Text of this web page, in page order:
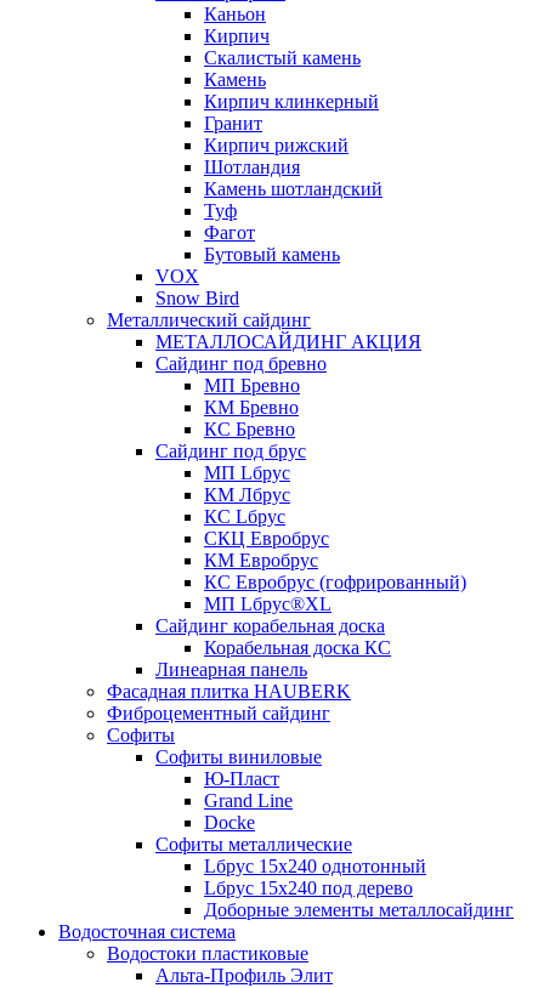
Каньон
Кирпич
Скалистый камень
Камень
Кирпич клинкерный
Гранит
Кирпич рижский
Шотландия
Камень шотландский
Туф
Фагот
Бутовый камень
VOX
Snow Bird
Металлический сайдинг
МЕТАЛЛОСАЙДИНГ АКЦИЯ
Сайдинг под бревно
МП Бревно
КМ Бревно
КС Бревно
Сайдинг под брус
МП Lбрус
КМ Лбрус
КС Lбрус
СКЦ Евробрус
КМ Евробрус
КС Евробрус (гофрированный)
МП Lбрус®XL
Сайдинг корабельная доска
Корабельная доска КС
Линеарная панель
Фасадная плитка HAUBERK
Фиброцементный сайдинг
Софиты
Софиты виниловые
Ю-Пласт
Grand Line
Docke
Софиты металлические
Lбрус 15x240 однотонный
Lбрус 15x240 под дерево
Доборные элементы металлосайдинг
Водосточная система
Водостоки пластиковые
Альта-Профиль Элит